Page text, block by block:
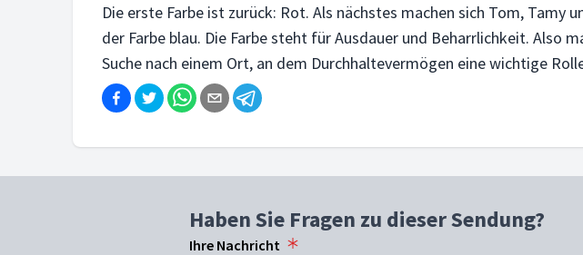
Die erste Farbe ist zurück: Rot. Als nächstes machen sich Tom, Tamy
der Farbe blau. Die Farbe steht für Ausdauer und Beharrlichkeit. Also
Suche nach einem Ort, an dem Durchhaltevermögen eine wichtige
Haben Sie Fragen zu dieser Sendung?
Ihre Nachricht